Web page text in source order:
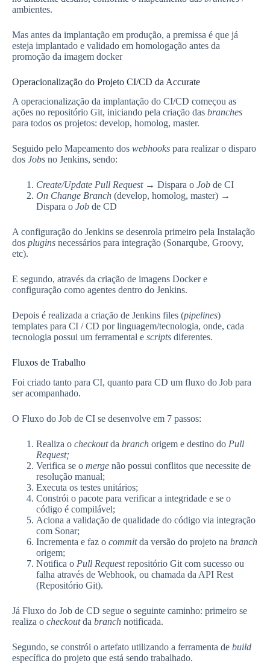
ambientes.
Mas antes da implantação em produção, a premissa é que já
esteja implantado e validado em homologação antes da
promoção da imagem docker
Operacionalização do Projeto CI/CD da Accurate
A operacionalização da implantação do CI/CD começou as
ações no repositório Git, iniciando pela criação das branches
para todos os projetos: develop, homolog, master.
Seguido pelo Mapeamento dos webhooks para realizar o disparo
dos Jobs no Jenkins, sendo:
Create/Update Pull Request→ Dispara o Job de CI
On Change Branch (develop, homolog, master) →
Dispara o Job de CD
A configuração do Jenkins se desenrola primeiro pela Instalação
dos plugins necessários para integração (Sonarqube, Groovy,
etc).
E segundo, através da criação de imagens Docker e
configuração como agentes dentro do Jenkins.
Depois é realizada a criação de Jenkins files (pipelines)
templates para CI / CD por linguagem/tecnologia, onde, cada
tecnologia possui um ferramental e scripts diferentes.
Fluxos de Trabalho
Foi criado tanto para CI, quanto para CD um fluxo do Job para
ser acompanhado.
O Fluxo do Job de CI se desenvolve em 7 passos:
Realiza o checkoutda branch origem e destino do Pull
Request;
Verifica se o merge não possui conflitos que necessite de
resolução manual;
Executa os testes unitários;
Constrói o pacote para verificar a integridade e se o
código é compilável;
Aciona a validação de qualidade do código via integração
com Sonar;
Incrementa e faz o commitda versão do projeto na branch
origem;
Notifica o Pull Requestrepositório Git com sucesso ou
falha através de Webhook, ou chamada da API Rest
(Repositório Git).
Já Fluxo do Job de CD segue o seguinte caminho: primeiro se
realiza o checkoutda branch notificada.
Segundo, se constrói o artefato utilizando a ferramenta de build
específica do projeto que está sendo trabalhado.